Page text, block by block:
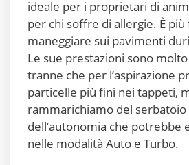
ideale per i proprietari di
per chi soffre di allergie. È più
maneggiare sui pavimenti
Le sue prestazioni sono
tranne che per l’aspirazione
particelle più fini nei tappeti,
rammarichiamo del
dell’autonomia che potrebbe
nelle modalità Auto e Turbo.